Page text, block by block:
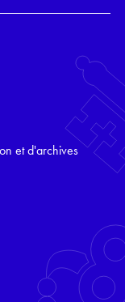
et d'archives